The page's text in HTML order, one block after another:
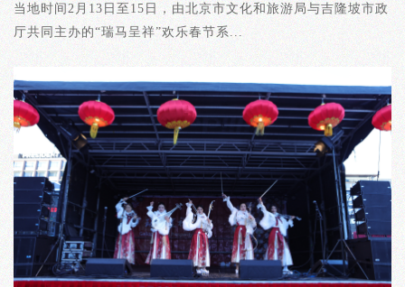
当地时间2月13日至15日，由北京市文化和旅游局与吉隆坡市政
厅共同主办的“瑞马呈祥”欢乐春节系...